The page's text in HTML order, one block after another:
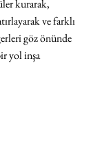
kurarak,
ve farklı
göz önünde
yol inşa